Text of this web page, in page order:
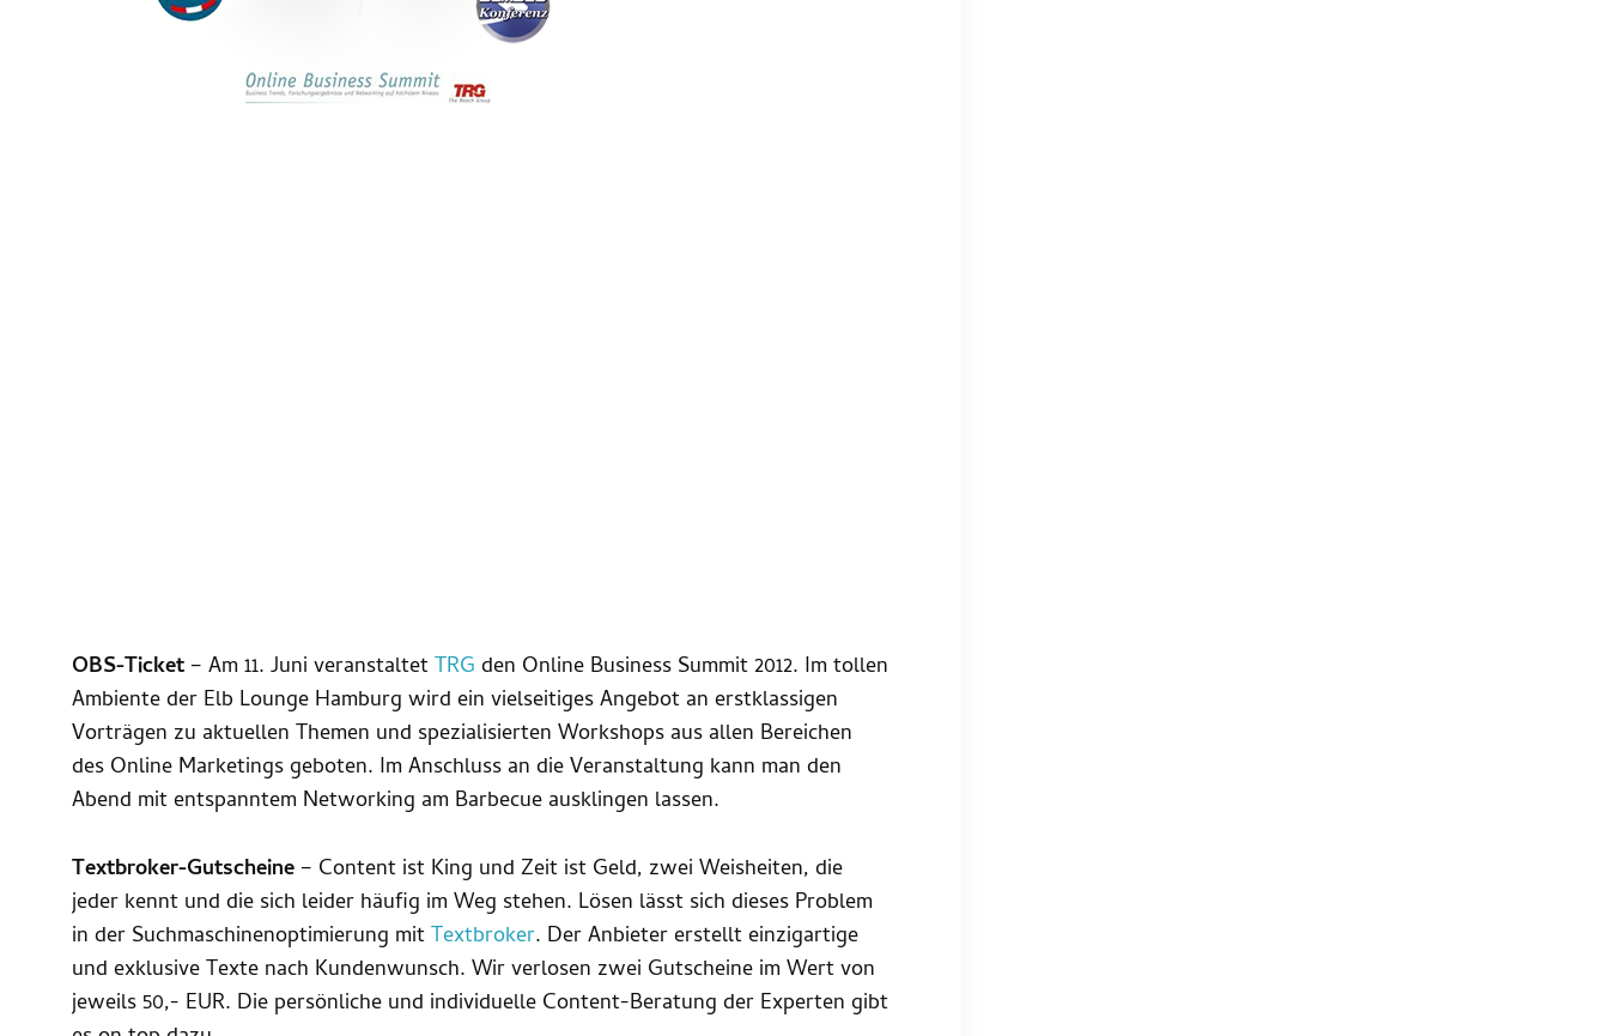
OBS-Ticket – Am 11. Juni veranstaltetTRG den Online Business Summit 2012. Im tollen
Ambiente der Elb Lounge Hamburg wird ein vielseitiges Angebot an erstklassigen
Vorträgen zu aktuellen Themen und spezialisierten Workshops aus allen Bereichen
des Online Marketings geboten. Im Anschluss an die Veranstaltung kann man den
Abend mit entspanntem Networking am Barbecue ausklingen lassen.
Textbroker-Gutscheine – Content ist King und Zeit ist Geld, zwei Weisheiten, die
jeder kennt und die sich leider häufig im Weg stehen. Lösen lässt sich dieses Problem
in der Suchmaschinenoptimierung mitTextbroker. Der Anbieter erstellt einzigartige
und exklusive Texte nach Kundenwunsch. Wir verlosen zwei Gutscheine im Wert von
jeweils 50,- EUR. Die persönliche und individuelle Content-Beratung der Experten gibt